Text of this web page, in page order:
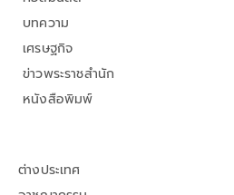
บทความ
เศรษฐกิจ
ข่าวพระราชสำนัก
หนังสือพิมพ์
ต่างประเทศ